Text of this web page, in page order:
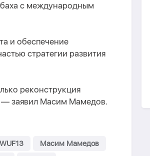
с международным
и обеспечение
стратегии развития
реконструкция
— заявил Масим Мамедов.
WUF13
Масим Мамедов